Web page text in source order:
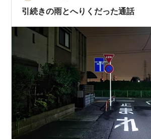
新を行っています。本記事では、現在の
引続きの雨とへりくだった通話